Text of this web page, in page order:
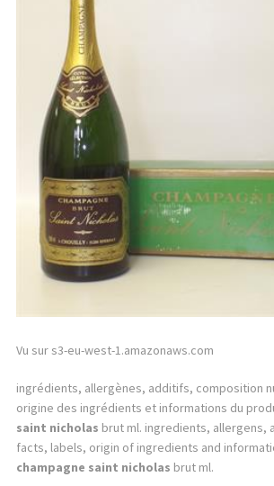
Vu sur s3-eu-west-1.amazonaws.com
ingrédients, allergènes, additifs, composition
origine des ingrédients et informations du
saint nicholas brut ml. ingredients, allergens,
facts, labels, origin of ingredients and
champagne saint nicholas brut ml.